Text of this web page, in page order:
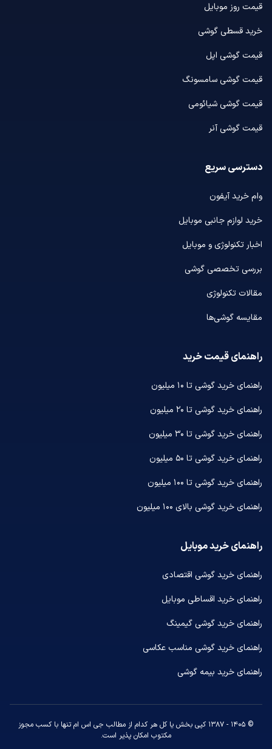
قیمت روز موبایل
خرید قسطی گوشی
قیمت گوشی اپل
قیمت گوشی سامسونگ
قیمت گوشی شیائومی
قیمت گوشی آنر
دسترسی سریع
وام خرید آیفون
خرید لوازم جانبی موبایل
اخبار تکنولوژی و موبایل
بررسی تخصصی گوشی
مقالات تکنولوژی
مقایسه گوشی‌ها
راهنمای قیمت خرید
راهنمای خرید گوشی تا ۱۰ میلیون
راهنمای خرید گوشی تا ۲۰ میلیون
راهنمای خرید گوشی تا ۳۰ میلیون
راهنمای خرید گوشی تا ۵۰ میلیون
راهنمای خرید گوشی تا ۱۰۰ میلیون
راهنمای خرید گوشی بالای ۱۰۰ میلیون
راهنمای خرید موبایل
راهنمای خرید گوشی اقتصادی
راهنمای خرید اقساطی موبایل
راهنمای خرید گوشی گیمینگ
راهنمای خرید گوشی مناسب عکاسی
راهنمای خرید بیمه گوشی
© ۱۴۰۵ - ۱۳۸۷ کپی بخش یا کل هر کدام از مطالب جی اس ام تنها با کسب مجوز
مکتوب امکان پذیر است.